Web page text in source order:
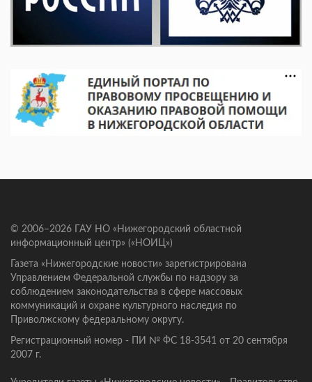
© 2006–2026 ГАУ НО «Нижегородский областной
информационный центр» («НОИЦ»)
Газета «Нижегородские новости» зарегистрирована
Управлением Федеральной службы по надзору за
соблюдением законодательства в сфере массовых
коммуникаций и охране культурного наследия по
Приволжскому федеральному округу.
Регистрационный номер - ПИ № ФС 18-3541 от 20 сентября
2007 г.